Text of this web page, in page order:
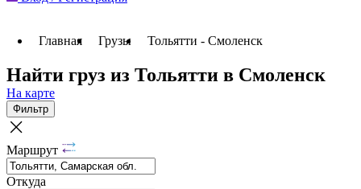
Главная Грузы Тольятти - Смоленск
Найти груз из Тольятти в Смоленск
На карте
Фильтр
Маршрут
Откуда